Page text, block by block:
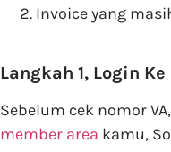
Invoice yang
Langkah 1, Login
Sebelum cek nomor
member area kamu,